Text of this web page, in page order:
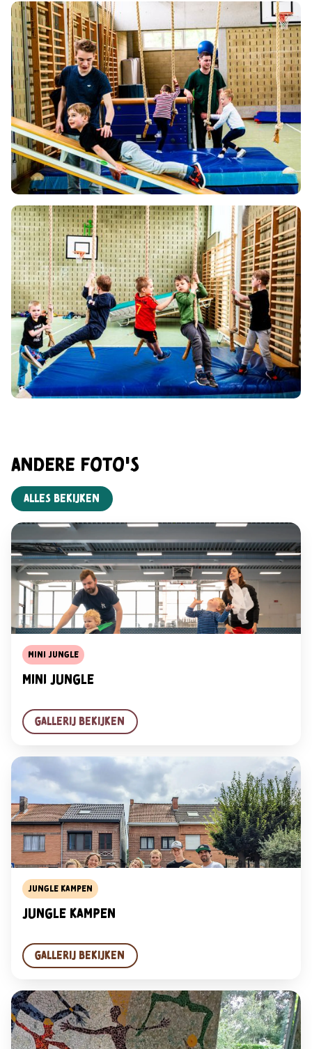
AnDere foto's
Alles bekijken
Mini Jungle
Mini Jungle
Gallerij bekijken
Jungle kampen
Jungle Kampen
Gallerij bekijken